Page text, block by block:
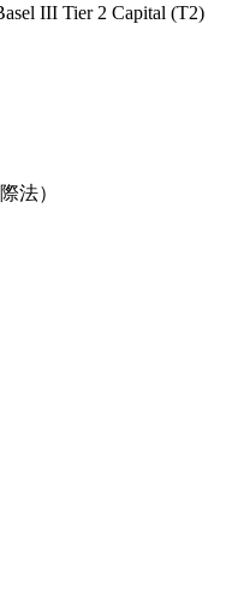
III Tier 2 Capital (T2)
法）